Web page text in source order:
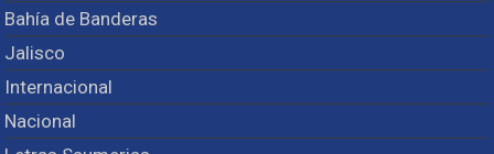
Bahía de Banderas
Jalisco
Internacional
Nacional